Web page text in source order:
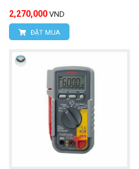
2,270,000 VND
ĐẶT MUA